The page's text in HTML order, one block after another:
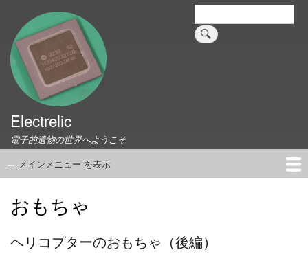
検
索
Electrelic
電子的遺物の世界へようこそ
メ
— メインメニュー を表示
ホーム
EMILY Board
Universal Monitor
コネクタ資料集
このサイトについて
リンク集
おもちゃ
ヘリコプターのおもちゃ（後編）